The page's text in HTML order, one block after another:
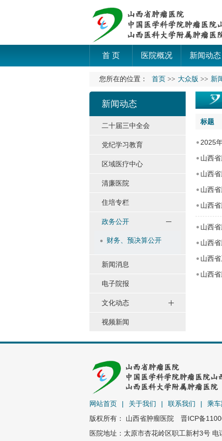
首 页 医院概况 新闻动态
您所在的位置： 首页 >> 大众版 >> 新
新闻动态
二十届三中全会
党纪学习教育
区域医疗中心
清廉医院
住培专栏
政务公开
财务、预决算公开
新闻消息
电子院报
文化动态
视频新闻
标题
2025
山西
山西
山西
山西
山西
山西
山西
山西
网站首页 | 关于我们 | 联系我们 | 乘
版权所有： 山西省肿瘤医院 晋ICP备
医院地址：太原市杏花岭区职工新村3号 电